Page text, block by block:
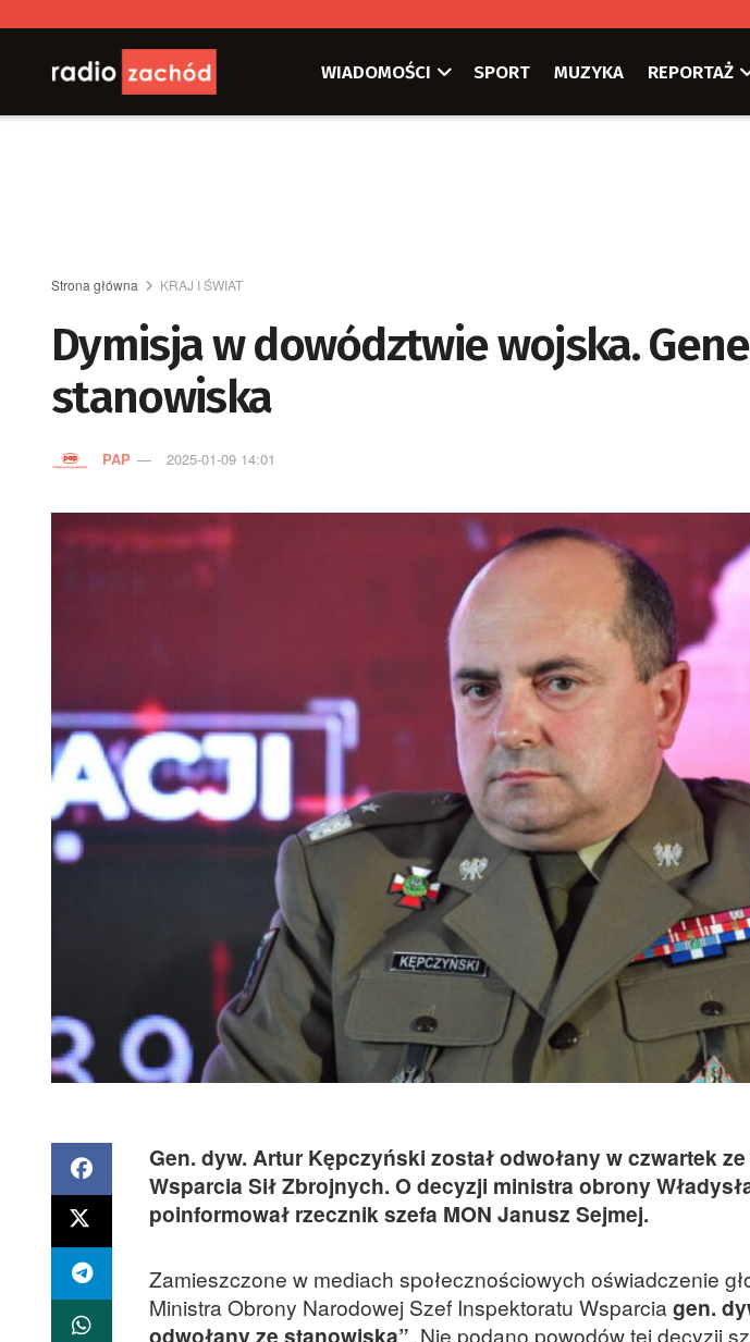
WIADOMOŚCI SPORT MUZYKA REPORTAŻ
Strona główna KRAJ I ŚWIAT
Dymisja w dowództwie wojska.
stanowiska
PAP 2025-01-09 14:01
Gen. dyw. Artur Kępczyński został odwołany w czwartek
Wsparcia Sił Zbrojnych. O decyzji ministra obrony
poinformował rzecznik szefa MON Janusz Sejmej.
Zamieszczone w mediach społecznościowych oświadczenie
Ministra Obrony Narodowej Szef Inspektoratu Wsparciagen.
odwołany ze stanowiska”. Nie podano powodów tej decyzji